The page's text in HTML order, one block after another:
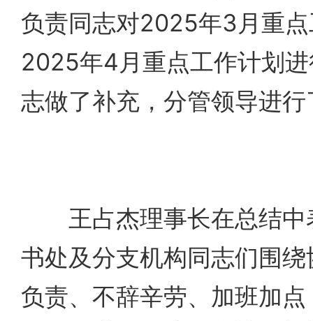
负责同志对2025年3月重
2025年4月重点工作计划
志做了补充，分管领导进
王占杰理事长在总结中
书处及分支机构同志们围
负责、不辞辛劳、加班加